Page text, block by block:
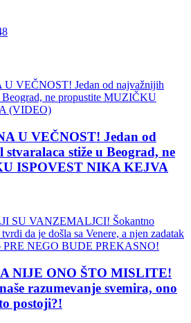
U VEČNOST! Jedan od
stiže u Beograd, ne
ISPOVEST NIKA KEJVA
NIJE ONO ŠTO MISLITE!
razumevanje svemira, ono
postoji?!